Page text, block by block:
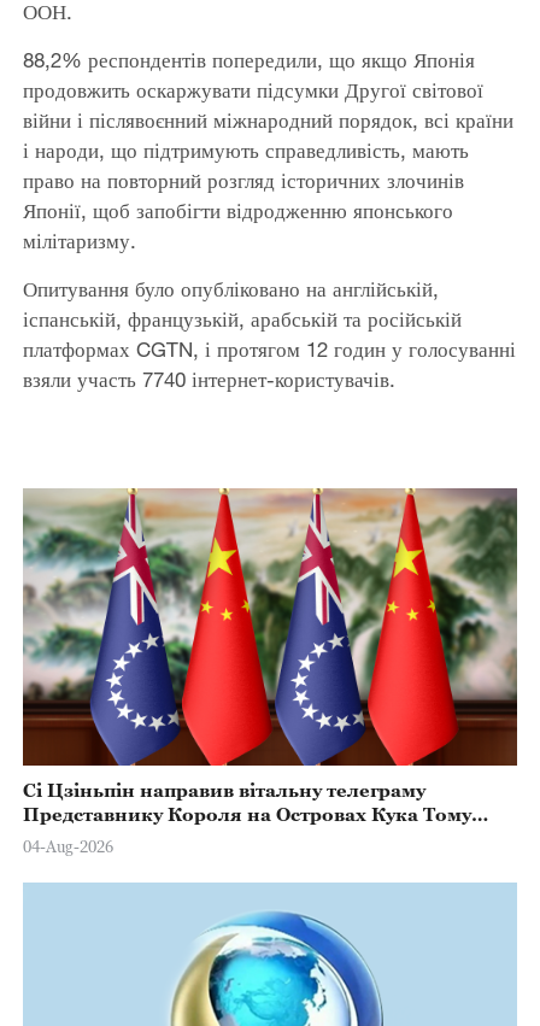
ООН.
88,2% респондентів попередили, що якщо Японія
продовжить оскаржувати підсумки Другої світової
війни і післявоєнний міжнародний порядок, всі країни
і народи, що підтримують справедливість, мають
право на повторний розгляд історичних злочинів
Японії, щоб запобігти відродженню японського
мілітаризму.
Опитування було опубліковано на англійській,
іспанській, французькій, арабській та російській
платформах CGTN, і протягом 12 годин у голосуванні
взяли участь 7740 інтернет-користувачів.
Сі Цзіньпін направив вітальну телеграму
Представнику Короля на Островах Кука Тому
Марстерсу з нагоди Дня Конституції
04-Aug-2026